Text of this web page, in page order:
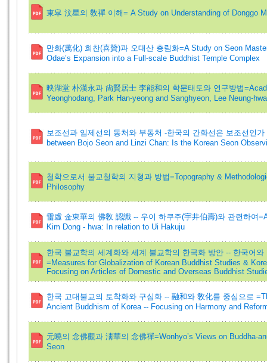
東皐 汶星의 敎禪 이해= A Study on Understanding of Donggo
만화(萬化) 희찬(喜贊)과 오대산 총림화=A Study on Seon
Odae’s Expansion into a Full-scale Buddhist Temple Complex
映湖堂 朴漢永과 尙賢居士 李能和의 학문태도와 연구방법
Yeonghodang, Park Han-yeong and Sanghyeon, Lee Neung-hwa
보조선과 임제선의 동처와 부동처 -한국의 간화선은 보조선인
between Bojo Seon and Linzi Chan: Is the Korean Seon
철학으로서 불교철학의 지형과 방법=Topography &
Philosophy
雷虛 金東華의 佛敎 認識 -- 우이 하쿠주(宇井伯壽)와 관련하여
Kim Dong - hwa: In relation to Ui Hakuju
한국 불교학의 세계화와 세계 불교학의 한국화 방안 -- 한국어
=Measures for Globalization of Korean Buddhist Studies &
Focusing on Articles of Domestic and Overseas Buddhist
한국 고대불교의 토착화와 구심화 -- 融和와 敎化를 중심으로
Ancient Buddhism of Korea -- Focusing on Harmony and
元曉의 念佛觀과 淸華의 念佛禪=Wonhyo’s Views on Buddha-
Seon